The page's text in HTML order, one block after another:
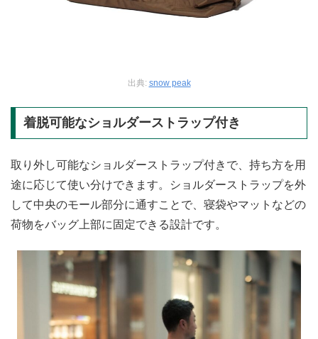
出典: snow peak
着脱可能なショルダーストラップ付き
取り外し可能なショルダーストラップ付きで、持ち方を用
途に応じて使い分けできます。ショルダーストラップを外
して中央のモール部分に通すことで、寝袋やマットなどの
荷物をバッグ上部に固定できる設計です。